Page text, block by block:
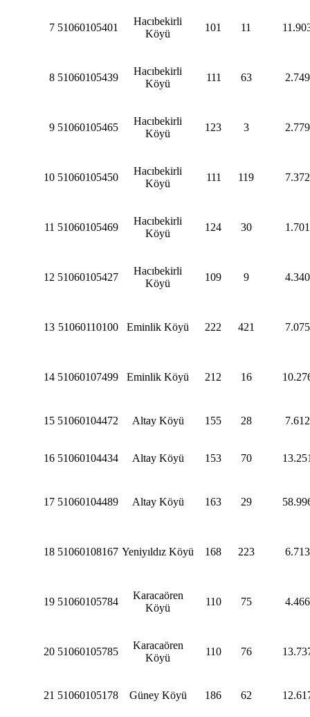
7 51060105401
Hacıbekirli
Köyü
101 11
8 51060105439
Hacıbekirli
Köyü
111 63
9 51060105465
Hacıbekirli
Köyü
123 3
10 51060105450
Hacıbekirli
Köyü
111 119
11 51060105469
Hacıbekirli
Köyü
124 30
12 51060105427
Hacıbekirli
Köyü
109 9
13 51060110100 Eminlik Köyü 222 421
14 51060107499 Eminlik Köyü 212 16
15 51060104472 Altay Köyü 155 28
16 51060104434 Altay Köyü 153 70
17 51060104489 Altay Köyü 163 29
18 51060108167 Yeniyıldız Köyü 168 223
19 51060105784
Karacaören
Köyü
110 75
20 51060105785
Karacaören
Köyü
110 76
21 51060105178 Güney Köyü 186 62